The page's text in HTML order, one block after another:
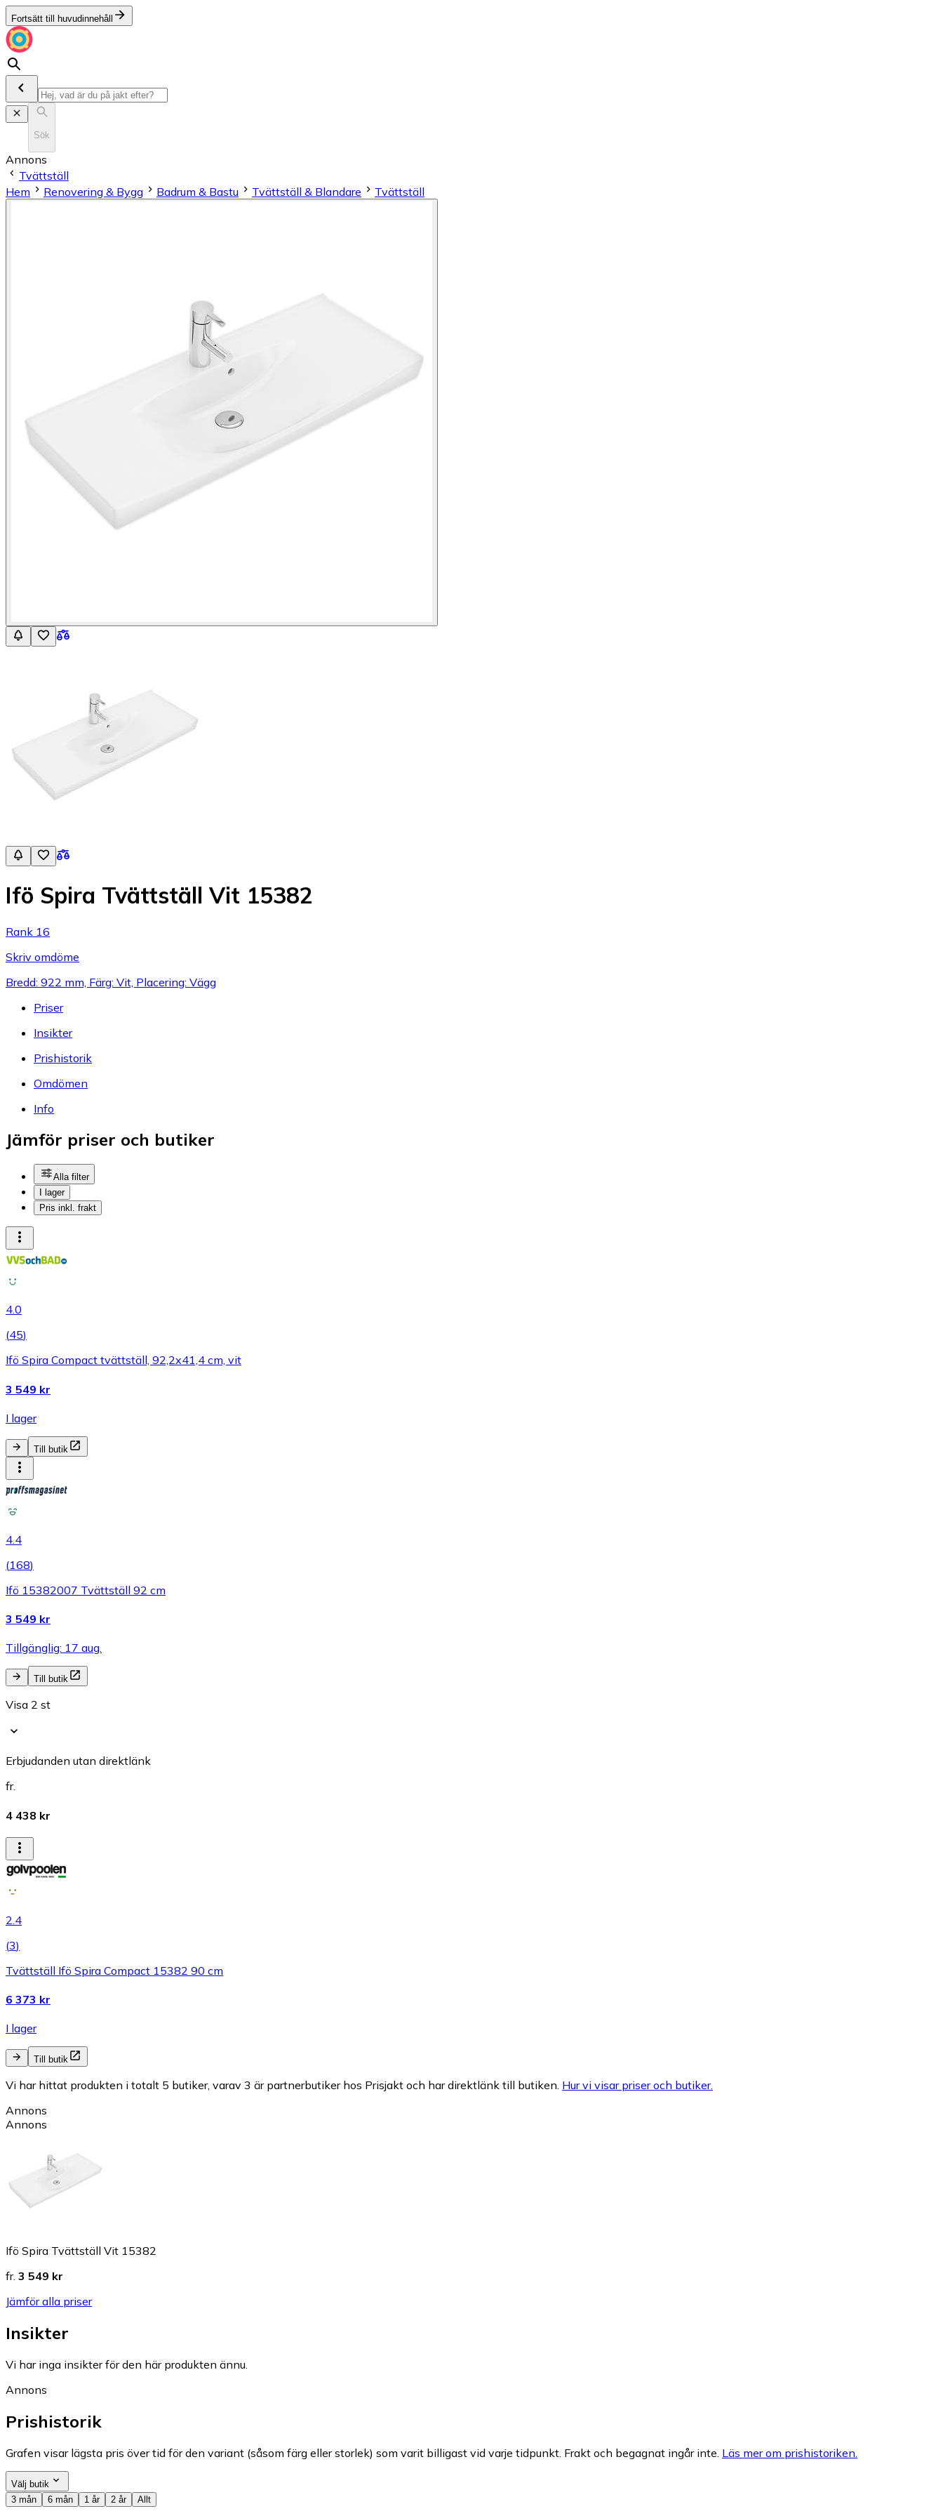
Fortsätt till huvudinnehåll
Sök
Annons
Tvättställ
Hem
Renovering & Bygg Badrum & Bastu Tvättställ & Blandare Tvättställ
Ifö Spira Tvättställ Vit 15382
Rank 16
Skriv omdöme
Bredd: 922 mm, Färg: Vit, Placering: Vägg
Priser
Insikter
Prishistorik
Omdömen
Info
Jämför priser och butiker
Alla filter
I lager
Pris inkl. frakt
4.0
(45)
Ifö Spira Compact tvättställ, 92,2x41,4 cm, vit
3 549 kr
I lager
Till butik
4.4
(168)
Ifö 15382007 Tvättställ 92 cm
3 549 kr
Tillgänglig: 17 aug.
Till butik
Visa 2 st
Erbjudanden utan direktlänk
fr.
4 438 kr
2.4
(3)
Tvättställ Ifö Spira Compact 15382 90 cm
6 373 kr
I lager
Till butik
Vi har hittat produkten i totalt 5 butiker, varav 3 är partnerbutiker hos Prisjakt och har direktlänk till butiken. Hur vi visar priser och butiker.
Annons
Annons
Ifö Spira Tvättställ Vit 15382
fr. 3 549 kr
Jämför alla priser
Insikter
Vi har inga insikter för den här produkten ännu.
Annons
Prishistorik
Grafen visar lägsta pris över tid för den variant (såsom färg eller storlek) som varit billigast vid varje tidpunkt. Frakt och begagnat ingår inte. Läs mer om prishistoriken.
Välj butik
3 mån
6 mån 1 år 2 år Allt